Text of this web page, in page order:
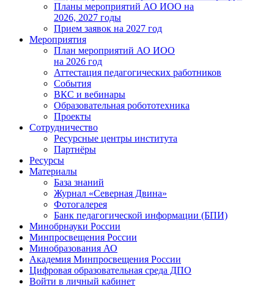
Планы мероприятий АО ИОО на
2026, 2027 годы
Прием заявок на 2027 год
Мероприятия
План мероприятий АО ИОО
на 2026 год
Аттестация педагогических работников
События
ВКС и вебинары
Образовательная робототехника
Проекты
Сотрудничество
Ресурсные центры института
Партнёры
Ресурсы
Материалы
База знаний
Журнал «Северная Двина»
Фотогалерея
Банк педагогической информации (БПИ)
Минобрнауки России
Минпросвещения России
Минобразования АО
Академия Минпросвещения России
Цифровая образовательная среда ДПО
Войти в личный кабинет